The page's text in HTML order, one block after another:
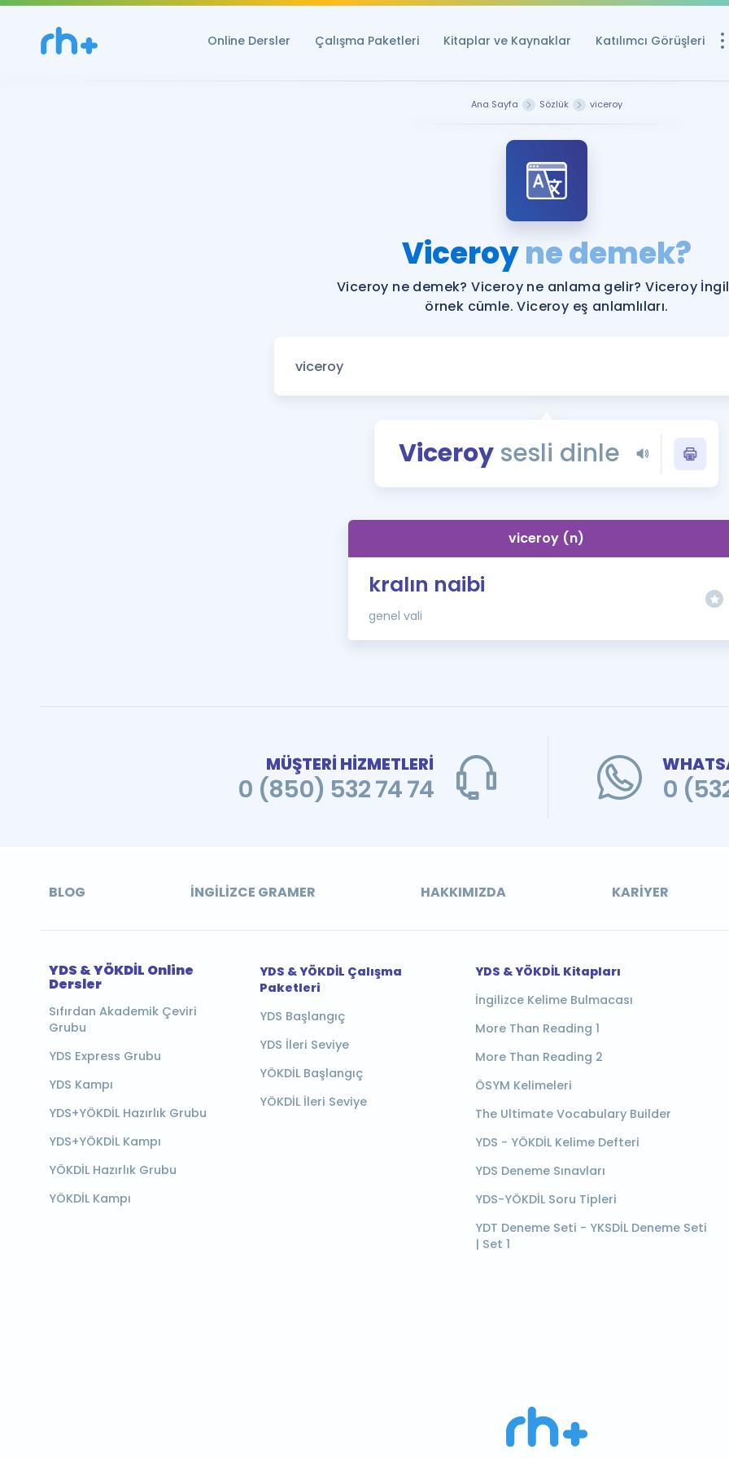
Online Dersler Çalışma Paketleri Kitaplar ve Kaynaklar Katılımcı Görüşleri
YDS ve YÖKDİL
Rehberlik Aracı
YDS ve YÖKDİL'e
Tüm ÖSYM
YDS - YÖKDİL
İngilizce Gramer
Ana Sayfa Sözlük viceroy
Viceroyne demek?
Viceroy ne demek? Viceroy ne anlama gelir? Viceroy
örnek cümle. Viceroy eş anlamlıları.
Viceroy sesli dinle
viceroy (n)
kralın naibi
genel vali
MÜŞTERİ HİZMETLERİ
0 (850) 532 74 74 0
BLOG İNGILIZCE GRAMER HAKKIMIZDA KARIYER
YDS & YÖKDİL Online
Dersler
Sıfırdan Akademik Çeviri
Grubu
YDS Express Grubu
YDS Kampı
YDS+YÖKDİL Hazırlık Grubu
YDS+YÖKDİL Kampı
YÖKDİL Hazırlık Grubu
YÖKDİL Kampı
YDS & YÖKDİL Çalışma
Paketleri
YDS Başlangıç
YDS İleri Seviye
YÖKDİL Başlangıç
YÖKDİL İleri Seviye
YDS & YÖKDİL Kitapları
İngilizce Kelime Bulmacası
More Than Reading 1
More Than Reading 2
ÖSYM Kelimeleri
The Ultimate Vocabulary Builder
YDS - YÖKDİL Kelime Defteri
YDS Deneme Sınavları
YDS-YÖKDİL Soru Tipleri
YDT Deneme Seti - YKSDİL Deneme Seti
| Set 1